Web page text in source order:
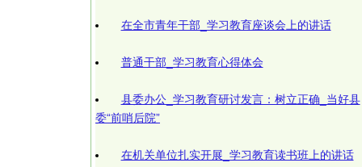
在全市青年干部_学习教育座谈会上的讲话
普通干部_学习教育心得体会
县委办公_学习教育研讨发言：树立正确_当好县
委“前哨后院”
在机关单位扎实开展_学习教育读书班上的讲话